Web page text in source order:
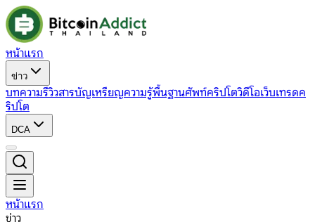
หน้าแรก
ข่าว
บทความรีวิวสารบัญเหรียญความรู้พื้นฐานศัพท์คริปโตวิดีโอเว็บเทรดค
ริปโต
DCA
หน้าแรก
ข่าว